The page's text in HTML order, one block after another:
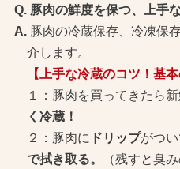
豚肉の鮮度を保つ、上手
豚肉の冷蔵保存、冷凍保
介します。
【上手な冷蔵のコツ！基本
１：豚肉を買ってきたら新
く冷蔵！
２：豚肉に ドリップがつ
で拭き取る。
（残すと臭